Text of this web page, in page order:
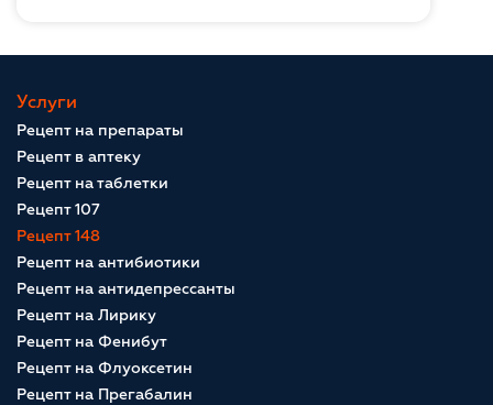
Услуги
Рецепт на препараты
Рецепт в аптеку
Рецепт на таблетки
Рецепт 107
Рецепт 148
Рецепт на антибиотики
Рецепт на антидепрессанты
Рецепт на Лирику
Рецепт на Фенибут
Рецепт на Флуоксетин
Рецепт на Прегабалин